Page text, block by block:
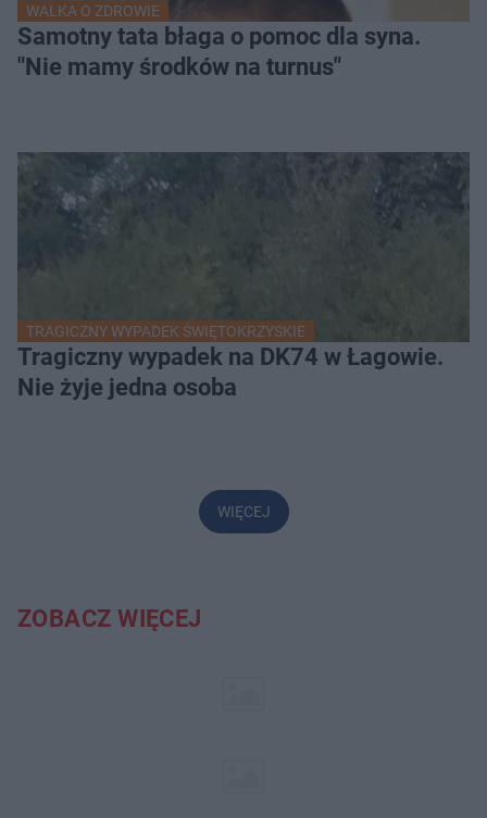
WALKA O ZDROWIE
Samotny tata błaga o pomoc dla syna.
"Nie mamy środków na turnus"
TRAGICZNY WYPADEK ŚWIĘTOKRZYSKIE
Tragiczny wypadek na DK74 w Łagowie.
Nie żyje jedna osoba
WIĘCEJ
ZOBACZ WIĘCEJ